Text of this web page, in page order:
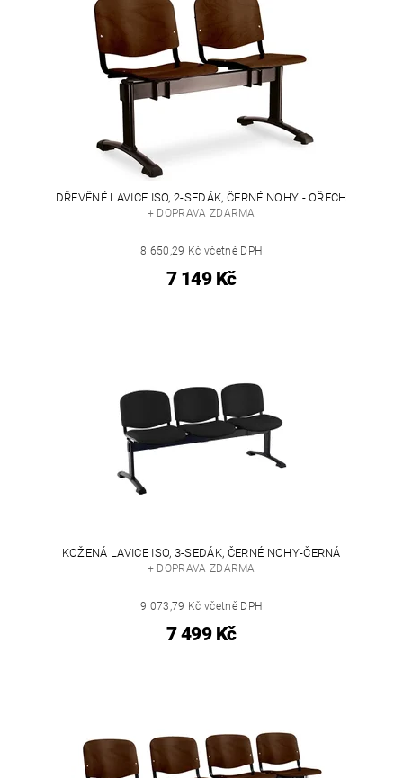
DŘEVĚNÉ LAVICE ISO, 2-SEDÁK, ČERNÉ NOHY - OŘECH
+ DOPRAVA ZDARMA
8 650,29 Kč včetně DPH
7 149 Kč
KOŽENÁ LAVICE ISO, 3-SEDÁK, ČERNÉ NOHY-ČERNÁ
+ DOPRAVA ZDARMA
9 073,79 Kč včetně DPH
7 499 Kč